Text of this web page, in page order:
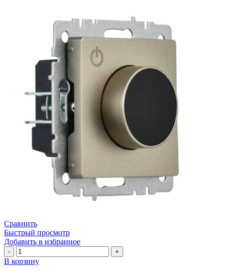
Сравнить
Быстрый просмотр
Добавить в избранное
Количество
товара
Терморегулятор
В корзину